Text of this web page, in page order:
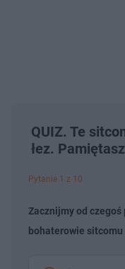
QUIZ. Te
łez.
Pytanie 1 z 10
Zacznijmy od
bohaterowie sitcomu